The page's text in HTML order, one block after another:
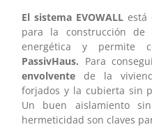
El sistema EVOWALL está
para la construcción de
energética y permite
PassivHaus. Para
envolvente de la
forjados y la cubierta sin
Un buen aislamiento
hermeticidad son claves